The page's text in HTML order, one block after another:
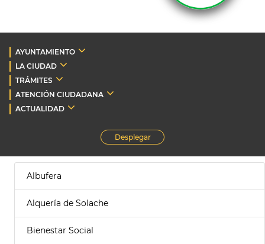
AYUNTAMIENTO
LA CIUDAD
TRÁMITES
ATENCIÓN CIUDADANA
ACTUALIDAD
Desplegar
Albufera
Alquería de Solache
Bienestar Social